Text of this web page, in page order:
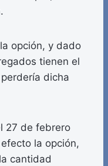
opción, y dado
tienen el
dicha
27 de febrero
la opción,
cantidad